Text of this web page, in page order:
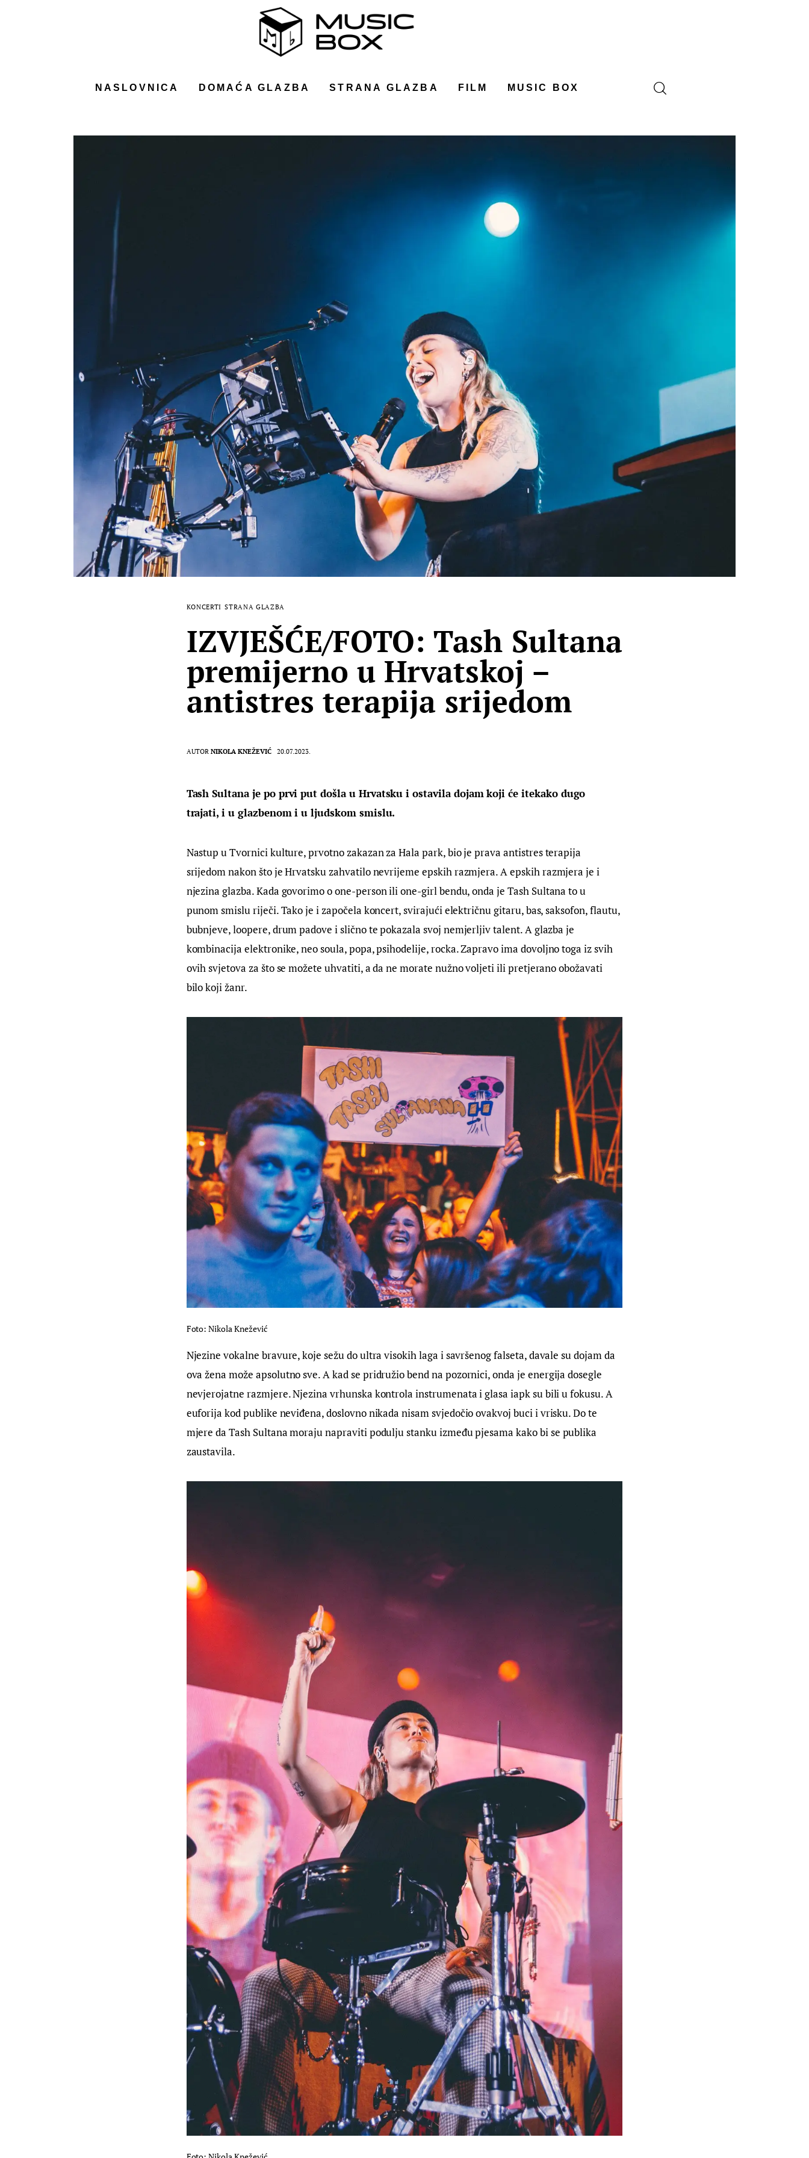
NASLOVNICA DOMAĆA GLAZBA STRANA GLAZBA FILM MUSIC BOX
KONCERTI STRANA GLAZBA
IZVJEŠĆE/FOTO: Tash Sultana
premijerno u Hrvatskoj –
antistres terapija srijedom
AUTOR NIKOLA KNEŽEVIĆ 20.07.2023.
Tash Sultana je po prvi put došla u Hrvatsku i ostavila dojam koji će itekako dugo
trajati, i u glazbenom i u ljudskom smislu.
Nastup u Tvornici kulture, prvotno zakazan za Hala park, bio je prava antistres terapija
srijedom nakon što je Hrvatsku zahvatilo nevrijeme epskih razmjera. A epskih razmjera je i
njezina glazba. Kada govorimo o one-person ili one-girl bendu, onda je Tash Sultana to u
punom smislu riječi. Tako je i započela koncert, svirajući električnu gitaru, bas, saksofon, flautu,
bubnjeve, loopere, drum padove i slično te pokazala svoj nemjerljiv talent. A glazba je
kombinacija elektronike, neo soula, popa, psihodelije, rocka. Zapravo ima dovoljno toga iz svih
ovih svjetova za što se možete uhvatiti, a da ne morate nužno voljeti ili pretjerano obožavati
bilo koji žanr.
Foto: Nikola Knežević
Njezine vokalne bravure, koje sežu do ultra visokih laga i savršenog falseta, davale su dojam da
ova žena može apsolutno sve. A kad se pridružio bend na pozornici, onda je energija dosegle
nevjerojatne razmjere. Njezina vrhunska kontrola instrumenata i glasa iapk su bili u fokusu. A
euforija kod publike neviđena, doslovno nikada nisam svjedočio ovakvoj buci i vrisku. Do te
mjere da Tash Sultana moraju napraviti podulju stanku između pjesama kako bi se publika
zaustavila.